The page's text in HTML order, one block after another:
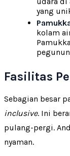
yang
kolam
Fasilitas
Sebagian besar
inclusive. Ini
pulang-pergi.
nyaman.